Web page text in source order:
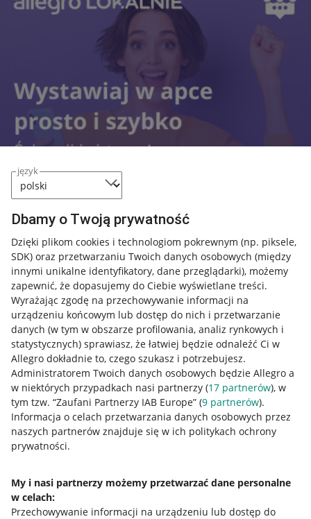
język
Dbamy o Twoją prywatność
Dzięki plikom cookies i technologiom pokrewnym (np. piksele,
SDK) oraz przetwarzaniu Twoich danych osobowych (między
innymi unikalne identyfikatory, dane przeglądarki), możemy
zapewnić, że dopasujemy do Ciebie wyświetlane treści.
Wyrażając zgodę na przechowywanie informacji na
urządzeniu końcowym lub dostęp do nich i przetwarzanie
danych (w tym w obszarze profilowania, analiz rynkowych i
statystycznych) sprawiasz, że łatwiej będzie odnaleźć Ci w
Allegro dokładnie to, czego szukasz i potrzebujesz.
Administratorem Twoich danych osobowych będzie Allegro a
w niektórych przypadkach nasi partnerzy (17 partnerów), w
tym tzw. “Zaufani Partnerzy IAB Europe” (9 partnerów).
Informacja o celach przetwarzania danych osobowych przez
naszych partnerów znajduje się w ich politykach ochrony
prywatności.
My i nasi partnerzy możemy przetwarzać dane personalne
w celach:
Przechowywanie informacji na urządzeniu lub dostęp do
Przydatne informacje
Jak to działa
Napisz do nas
Allegro Gadane dla sprzedających
Allegro Gadane dla kupujących
Mapa miejscowości
Informacje prawne
Regulamin
Polityka plików "cookies"
Ustawienia plików "cookies"